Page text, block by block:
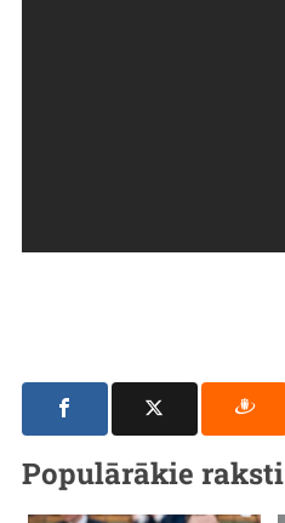
Populārākie raksti